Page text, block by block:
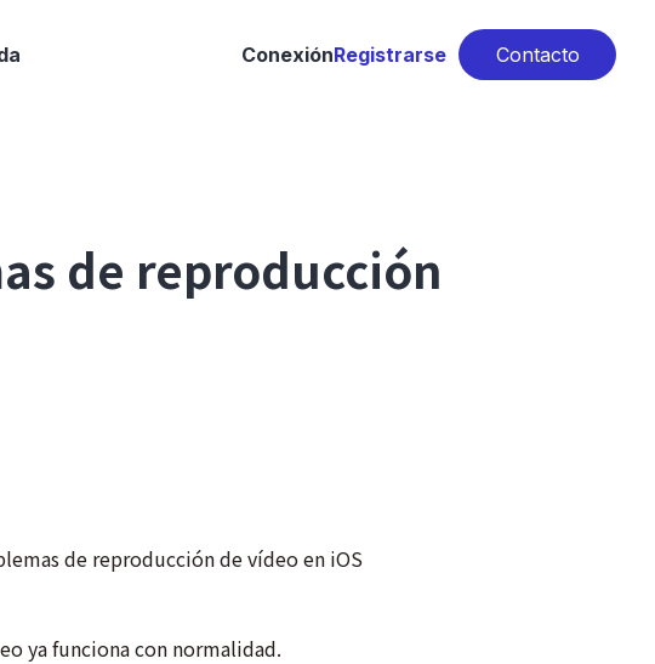
ConexiónRegistrarse Contacto
de reproducción
de reproducción de vídeo en iOS
ya funciona con normalidad.